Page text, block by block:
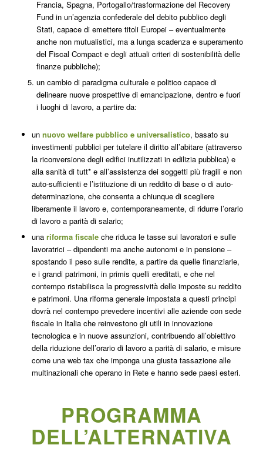
Francia, Spagna, Portogallo/trasformazione del Recovery
Fund in un’agenzia confederale del debito pubblico degli
Stati, capace di emettere titoli Europei – eventualmente
anche non mutualistici, ma a lunga scadenza e superamento
del Fiscal Compact e degli attuali criteri di sostenibilità delle
finanze pubbliche);
un cambio di paradigma culturale e politico capace di
delineare nuove prospettive di emancipazione, dentro e fuori
i luoghi di lavoro, a partire da:
un nuovo welfare pubblico e universalistico, basato su
investimenti pubblici per tutelare il diritto all’abitare(attraverso
la riconversione degli edifici inutilizzati in edilizia pubblica) e
alla sanitàdi tutt* e all’assistenzadei soggetti più fragili e non
auto-sufficienti e l’istituzione di un reddito di base o di auto-
determinazione, che consenta a chiunque di scegliere
liberamente il lavoro e, contemporaneamente, di ridurre l’orario
di lavoro a parità di salario;
una riforma fiscaleche riduca le tasse sui lavoratori e sulle
lavoratrici– dipendenti ma anche autonomi e in pensione –
spostando il peso sulle rendite, a partire da quelle finanziarie,
e i grandi patrimoni, in primis quelli ereditati, e che nel
contempo ristabilisca laprogressività delle imposte su reddito
e patrimoni. Una riforma generale impostata a questi principi
dovrà nel contempo prevedere incentivi alle aziende con sede
fiscale in Italia che reinvestono gli utili in innovazione
tecnologica e in nuove assunzioni, contribuendo all’obiettivo
della riduzione dell’orario di lavoro a parità di salario, e misure
come una web tax che imponga una giusta tassazione alle
multinazionali che operano in Rete e hanno sede paesi esteri.
PROGRAMMA
DELL’ALTERNATIVA